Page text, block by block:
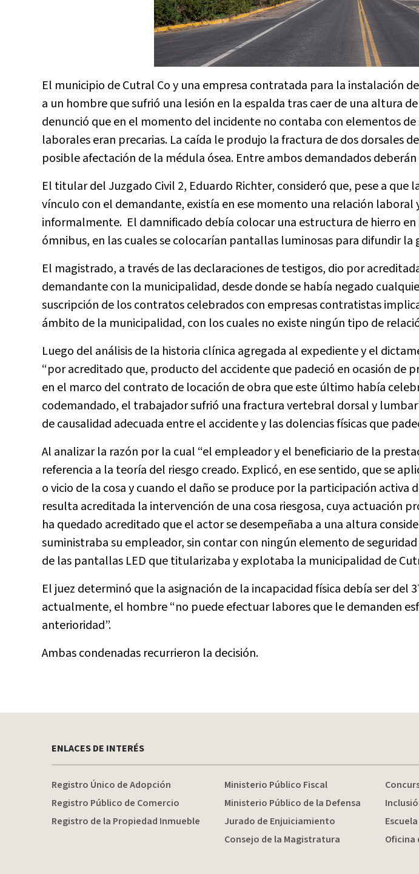
El municipio de Cutral Co y una empresa contratada para la instalación
a un hombre que sufrió una lesión en la espalda tras caer de una altura
denunció que en el momento del incidente no contaba con elementos de
laborales eran precarias. La caída le produjo la fractura de dos dorsales
posible afectación de la médula ósea. Entre ambos demandados
El titular del Juzgado Civil 2, Eduardo Richter, consideró que, pese a que
vínculo con el demandante, existía en ese momento una relación laboral
informalmente. El damnificado debía colocar una estructura de hierro
ómnibus, en las cuales se colocarían pantallas luminosas para difundir
El magistrado, a través de las declaraciones de testigos, dio por
demandante con la municipalidad, desde donde se había negado
suscripción de los contratos celebrados con empresas contratistas
ámbito de la municipalidad, con los cuales no existe ningún tipo de
Luego del análisis de la historia clínica agregada al expediente y el
“por acreditado que, producto del accidente que padeció en ocasión de
en el marco del contrato de locación de obra que este último había
codemandado, el trabajador sufrió una fractura vertebral dorsal y
de causalidad adecuada entre el accidente y las dolencias físicas que
Al analizar la razón por la cual “el empleador y el beneficiario de la
referencia a la teoría del riesgo creado. Explicó, en ese sentido, que se
o vicio de la cosa y cuando el daño se produce por la participación activa
resulta acreditada la intervención de una cosa riesgosa, cuya actuación
ha quedado acreditado que el actor se desempeñaba a una altura
suministraba su empleador, sin contar con ningún elemento de
de las pantallas LED que titularizaba y explotaba la municipalidad de
El juez determinó que la asignación de la incapacidad física debía ser del
actualmente, el hombre “no puede efectuar labores que le demanden
anterioridad”.
Ambas condenadas recurrieron la decisión.
ENLACES DE INTERÉS
Registro Único de Adopción
Registro Público de Comercio
Registro de la Propiedad Inmueble
Ministerio Público Fiscal
Ministerio Público de la Defensa
Jurado de Enjuiciamiento
Consejo de la Magistratura
Oficina